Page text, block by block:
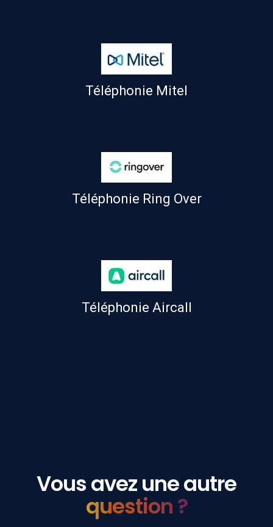
Téléphonie Mitel
Téléphonie Ring Over
Téléphonie Aircall
Vous avez une autre
question ?